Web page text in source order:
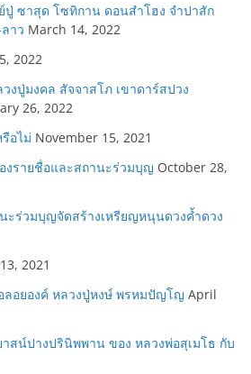
ปู่ ซาสุด โซทิกาน ดอนสำโฮง จำปาสัก
าว March 14, 2022
2022
งปู่มงคล สัจจาสโภ เขาดาร์สปวง
26, 2022
อไม่ November 15, 2021
งรายชื่อและสถานะร่วมบุญ October 28,
ะร่วมบุญจัดสร้างเหรียญหนุนดวงค้ำดวง
2021
อยองค์ หลวงปู่หงษ์ พรหมปัญโญ April
สน์ปางปรินิพพาน ของ หลวงพ่อสุเมโธ กับ